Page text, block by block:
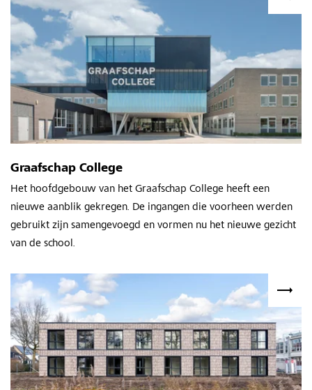
Graafschap College
Het hoofdgebouw van het Graafschap College heeft een
nieuwe aanblik gekregen. De ingangen die voorheen werden
gebruikt zijn samengevoegd en vormen nu het nieuwe gezicht
van de school.